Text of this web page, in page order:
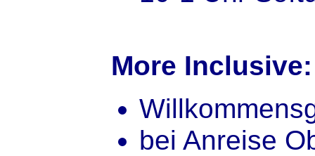
More Inclusive:
bei Anreise